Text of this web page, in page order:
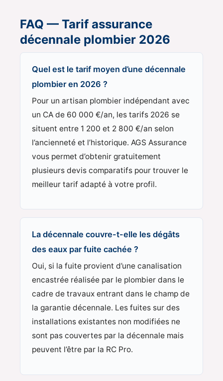
FAQ — Tarif assurance
décennale plombier 2026
Quel est le tarif moyen d’une décennale
plombier en 2026 ?
Pour un artisan plombier indépendant avec
un CA de 60 000 €/an, les tarifs 2026 se
situent entre 1 200 et 2 800 €/an selon
l’ancienneté et l’historique. AGS Assurance
vous permet d’obtenir gratuitement
plusieurs devis comparatifs pour trouver le
meilleur tarif adapté à votre profil.
La décennale couvre-t-elle les dégâts
des eaux par fuite cachée ?
Oui, si la fuite provient d’une canalisation
encastrée réalisée par le plombier dans le
cadre de travaux entrant dans le champ de
la garantie décennale. Les fuites sur des
installations existantes non modifiées ne
sont pas couvertes par la décennale mais
peuvent l’être par la RC Pro.